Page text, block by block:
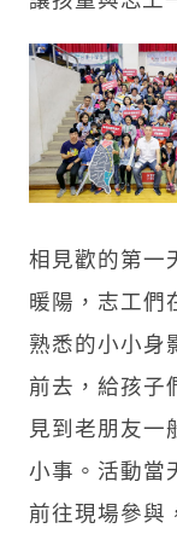
相見歡的第一
暖陽，志工們
熟悉的小小身
前去，給孩子
見到老朋友一
小事。活動當
前往現場參與